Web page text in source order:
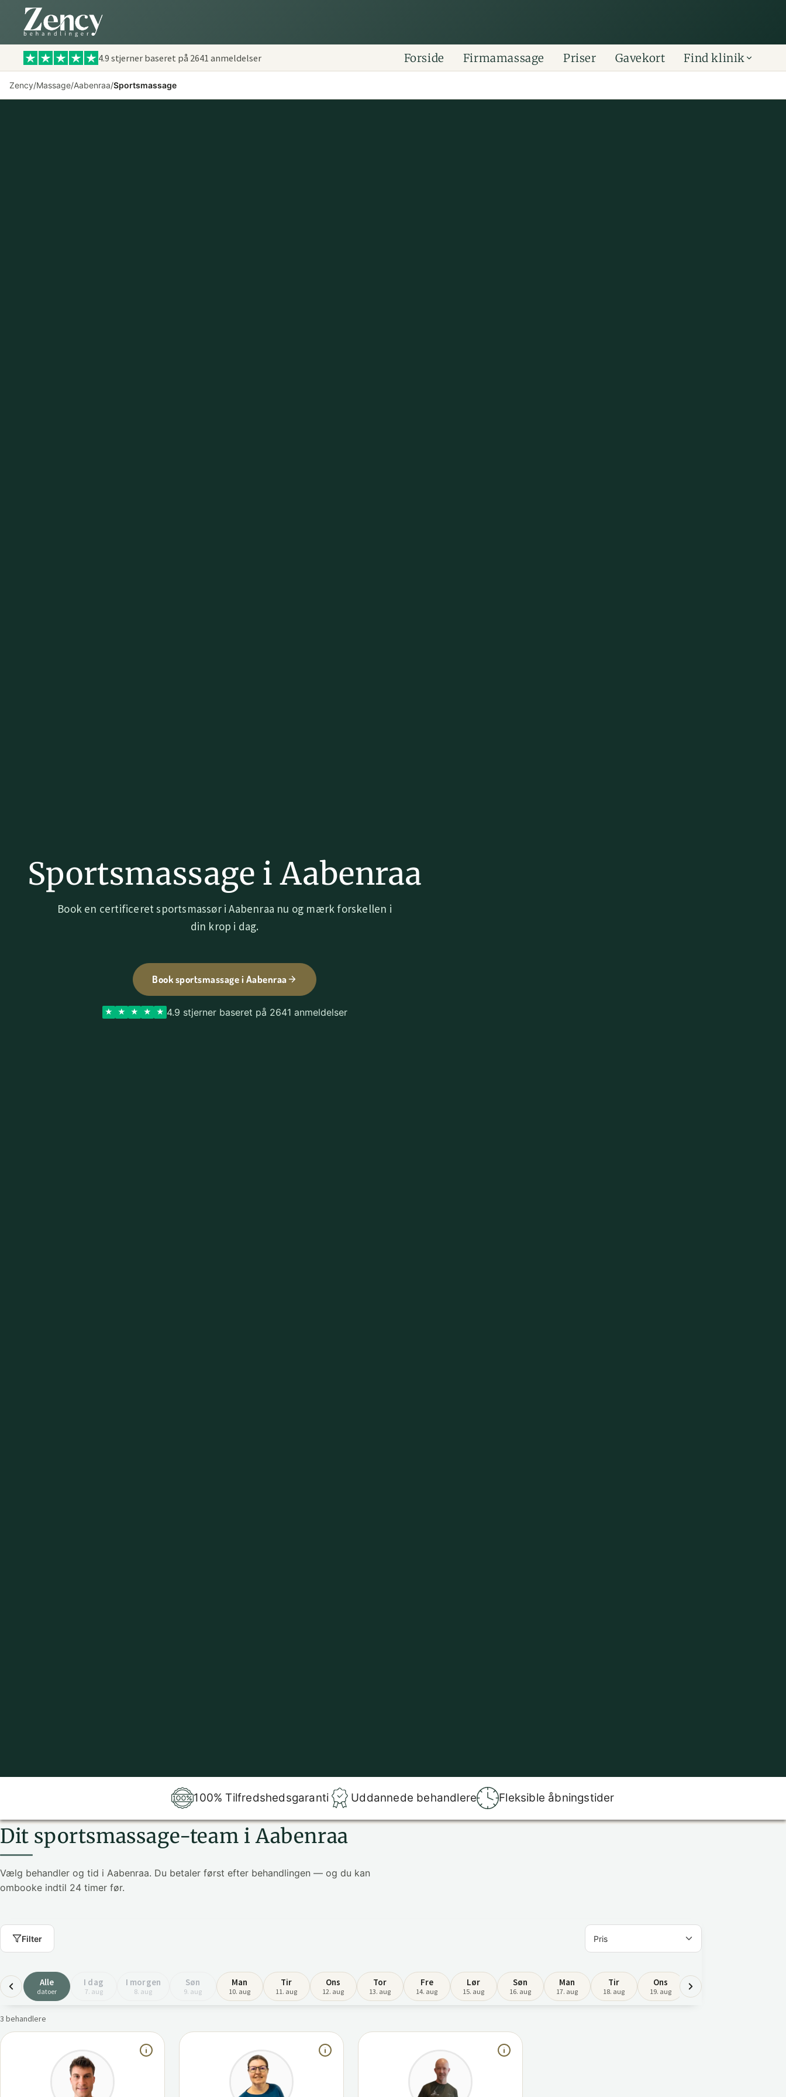
4.9 stjerner baseret på 2641 anmeldelser Forside Firmamassage Priser Gavekort Find klinik
Zency/Massage/Aabenraa/Sportsmassage
Sportsmassage i Aabenraa
Book en certificeret sportsmassør i Aabenraa nu og mærk forskellen i
din krop i dag.
Book sportsmassage i Aabenraa
4.9 stjerner baseret på 2641 anmeldelser
100% Tilfredshedsgaranti Uddannede behandlere Fleksible åbningstider
Dit sportsmassage-team i Aabenraa
Vælg behandler og tid i Aabenraa. Du betaler først efter behandlingen — og du kan
ombooke indtil 24 timer før.
Filter
Alle
datoer
I dag
7. aug
I morgen
8. aug
Søn
9. aug
Man
10. aug
Tir
11. aug
Ons
12. aug
Tor
13. aug
Fre
14. aug
Lør
15. aug
Søn
16. aug
Man
17. aug
Tir
18. aug
Ons
19. aug
Tor
20. aug
3 behandlere